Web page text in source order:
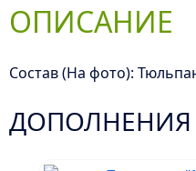
ОПИСАНИЕ
Состав (На фото):
ДОПОЛНЕНИЯ